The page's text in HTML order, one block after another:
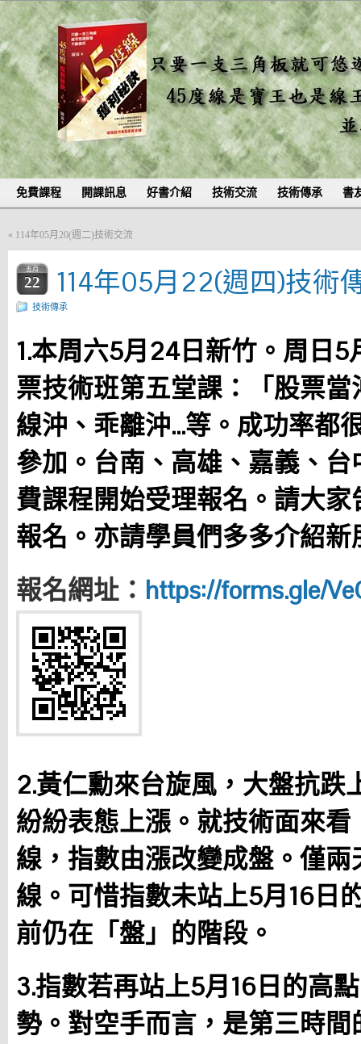
免費課程 開課訊息 好書介紹 技術交流 技術傳承 書
« 114年05月20(週二)技術交流
五月
22 114年05月22(週四)技術
技術傳承
1.本周六5月24日新竹。周日
票技術班第五堂課：「股票
線沖、乖離沖…等。成功率都
參加。台南、高雄、嘉義、
費課程開始受理報名。請大
報名。亦請學員們多多介紹
報名網址： https://forms.gle/
2.黃仁勳來台旋風，大盤抗跌
紛紛表態上漲。就技術面來
線，指數由漲改變成盤。僅
線。可惜指數未站上5月16日
前仍在「盤」的階段。
3.指數若再站上5月16日的高
勢。對空手而言，是第三時